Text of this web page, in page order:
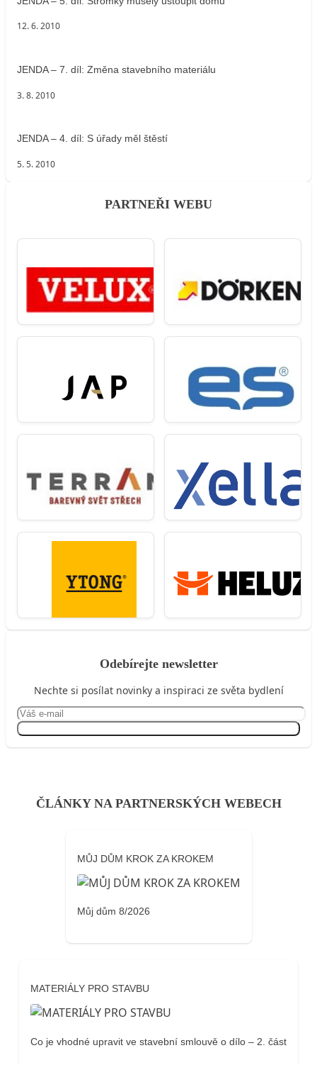
12. 6. 2010
JENDA – 7. díl: Změna stavebního materiálu
3. 8. 2010
JENDA – 4. díl: S úřady měl štěstí
5. 5. 2010
PARTNEŘI WEBU
Odebírejte newsletter
Nechte si posílat novinky a inspiraci ze světa bydlení
ČLÁNKY NA PARTNERSKÝCH WEBECH
MŮJ DŮM KROK ZA KROKEM
Můj dům 8/2026
MATERIÁLY PRO STAVBU
Co je vhodné upravit ve stavební smlouvě o dílo – 2. část